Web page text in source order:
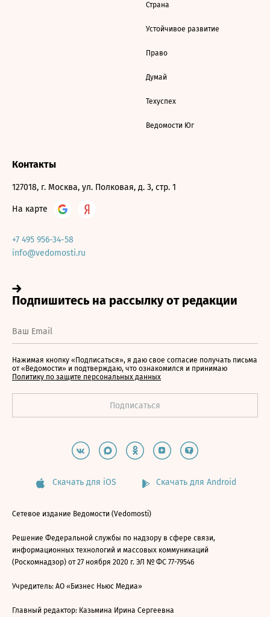
Страна
Устойчивое развитие
Право
Думай
Техуспех
Ведомости Юг
Контакты
127018, г. Москва, ул. Полковая, д. 3, стр. 1
На карте
+7 495 956-34-58
info@vedomosti.ru
Нажимая кнопку «Подписаться», я даю свое согласие получать письма
от «Ведомости» и подтверждаю, что ознакомился и принимаю
Политику по защите персональных данных
Скачать для iOS Скачать для Android
Сетевое издание Ведомости (Vedomosti)
Решение Федеральной службы по надзору в сфере связи,
информационных технологий и массовых коммуникаций
(Роскомнадзор) от 27 ноября 2020 г. ЭЛ № ФС 77-79546
Учредитель: АО «Бизнес Ньюс Медиа»
Главный редактор: Казьмина Ирина Сергеевна